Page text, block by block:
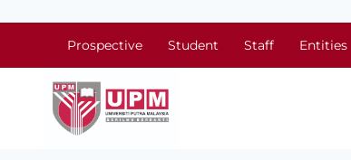
Prospective Student Staff Entities